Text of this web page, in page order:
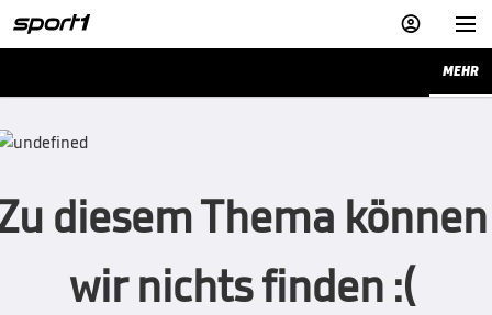


MEHR
diesem Thema können
wir nichts finden :(